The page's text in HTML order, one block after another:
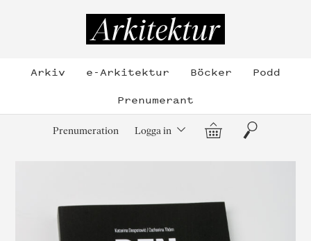
Arkiv e-Arkitektur Böcker
Podd
Prenumerant
Prenumeration Logga in Varukorg
Sök